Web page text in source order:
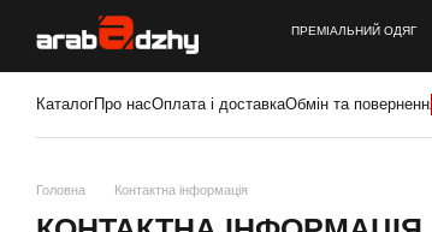
Перейти до основного контенту
ПРЕМІАЛЬНИЙ ОДЯГ
Головна Контактна інформація
КаталогПро насОплата і доставкаОбмін та повернення